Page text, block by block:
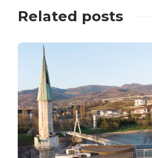
Related posts